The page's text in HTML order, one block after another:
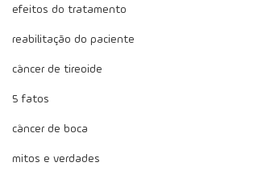
efeitos do tratamento
reabilitação do paciente
câncer de tireoide
5 fatos
câncer de boca
mitos e verdades